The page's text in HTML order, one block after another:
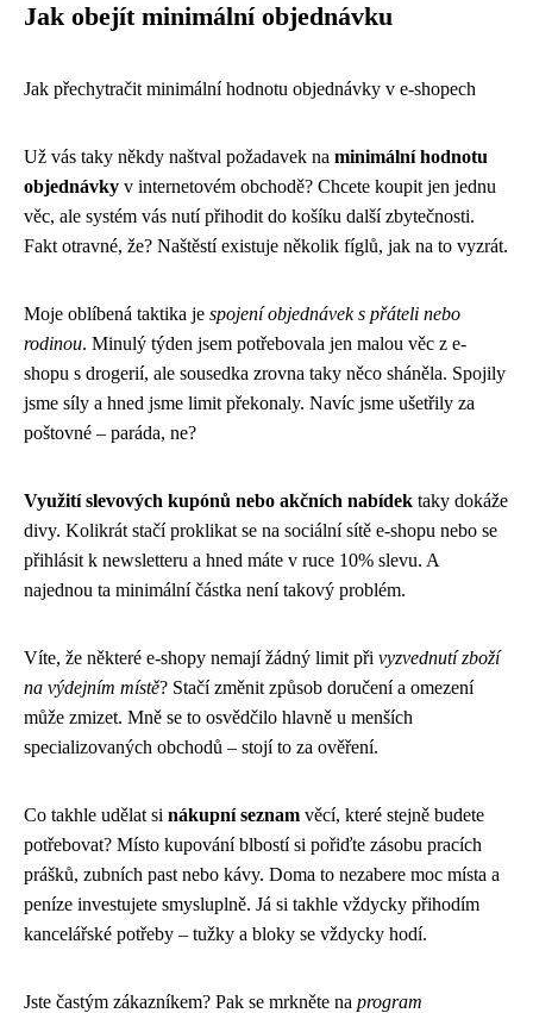
Jak obejít minimální objednávku
Jak přechytračit minimální hodnotu objednávky v e-shopech
Už vás taky někdy naštval požadavek na minimální hodnotu
objednávky v internetovém obchodě? Chcete koupit jen jednu
věc, ale systém vás nutí přihodit do košíku další zbytečnosti.
Fakt otravné, že? Naštěstí existuje několik fíglů, jak na to vyzrát.
Moje oblíbená taktika je spojení objednávek s přáteli nebo
rodinou. Minulý týden jsem potřebovala jen malou věc z e-
shopu s drogerií, ale sousedka zrovna taky něco sháněla. Spojily
jsme síly a hned jsme limit překonaly. Navíc jsme ušetřily za
poštovné – paráda, ne?
Využití slevových kupónů nebo akčních nabídek taky dokáže
divy. Kolikrát stačí proklikat se na sociální sítě e-shopu nebo se
přihlásit k newsletteru a hned máte v ruce 10% slevu. A
najednou ta minimální částka není takový problém.
Víte, že některé e-shopy nemají žádný limit při vyzvednutí zboží
na výdejním místě? Stačí změnit způsob doručení a omezení
může zmizet. Mně se to osvědčilo hlavně u menších
specializovaných obchodů – stojí to za ověření.
Co takhle udělat si nákupní seznam věcí, které stejně budete
potřebovat? Místo kupování blbostí si pořiďte zásobu pracích
prášků, zubních past nebo kávy. Doma to nezabere moc místa a
peníze investujete smysluplně. Já si takhle vždycky přihodím
kancelářské potřeby – tužky a bloky se vždycky hodí.
Jste častým zákazníkem? Pak se mrkněte na program